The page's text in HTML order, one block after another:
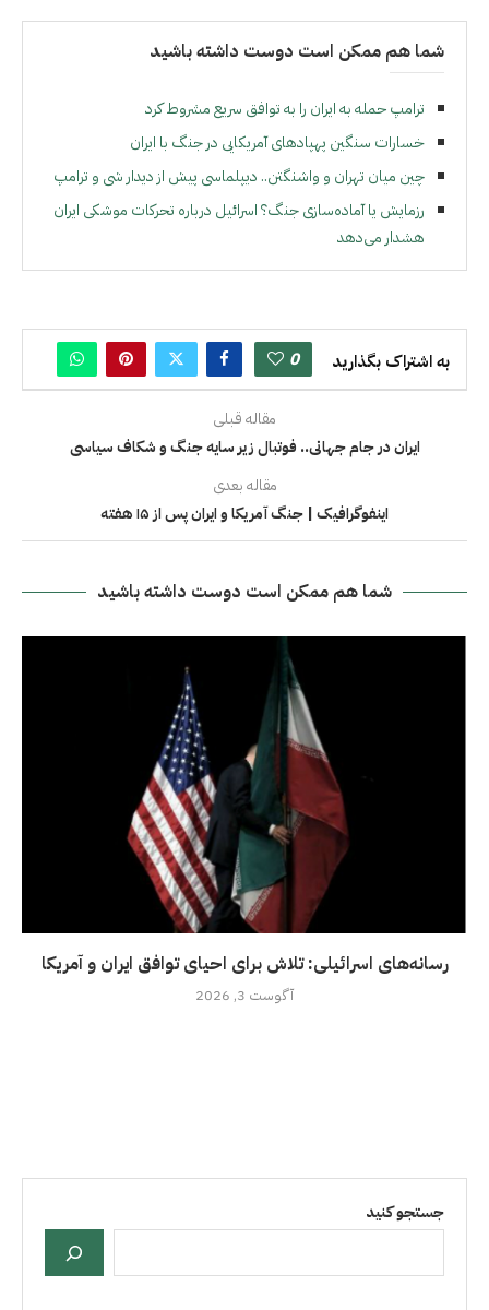
شما هم ممکن است دوست داشته باشید
ترامپ حمله به ایران را به توافق سریع مشروط کرد
خسارات سنگین پهپادهای آمریکایی در جنگ با ایران
چین میان تهران و واشنگتن.. دیپلماسی پیش از دیدار شی و ترامپ
رزمایش یا آماده‌سازی جنگ؟ اسرائیل درباره تحرکات موشکی ایران
هشدار می‌دهد
به اشتراک بگذارید 0
مقاله قبلی
ایران در جام جهانی.. فوتبال زیر سایه جنگ و شکاف سیاسی
مقاله بعدی
اینفوگرافیک | جنگ آمریکا و ایران پس از ۱۵ هفته
شما هم ممکن است دوست داشته باشید
رسانه‌های اسرائیلی: تلاش برای احیای توافق ایران و آمریکا
آگوست 3, 2026
جستجو کنید